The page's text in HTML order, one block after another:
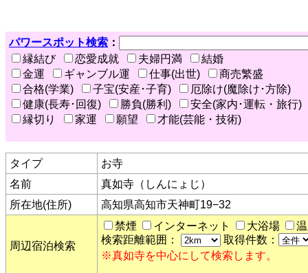
パワースポット検索 ：
縁結び
恋愛成就 夫婦円満
結婚
金運
ギャンブル運 仕事(出世)
商売繁盛
合格(学業)
子宝(安産･子育)
厄除け(魔除け･方除)
健康(長寿･回復)
勝負(勝利)
安全(家内･運転・旅行)
縁切り
家運 願望 才能(芸能・技術)
タイプ
お寺
名前
真如寺（しんにょじ）
所在地(住所)
高知県高知市天神町19−32
周辺宿泊検索
禁煙 インターネット 大浴場
検索距離範囲：
取得件数：
※真如寺を中心にして検索します。